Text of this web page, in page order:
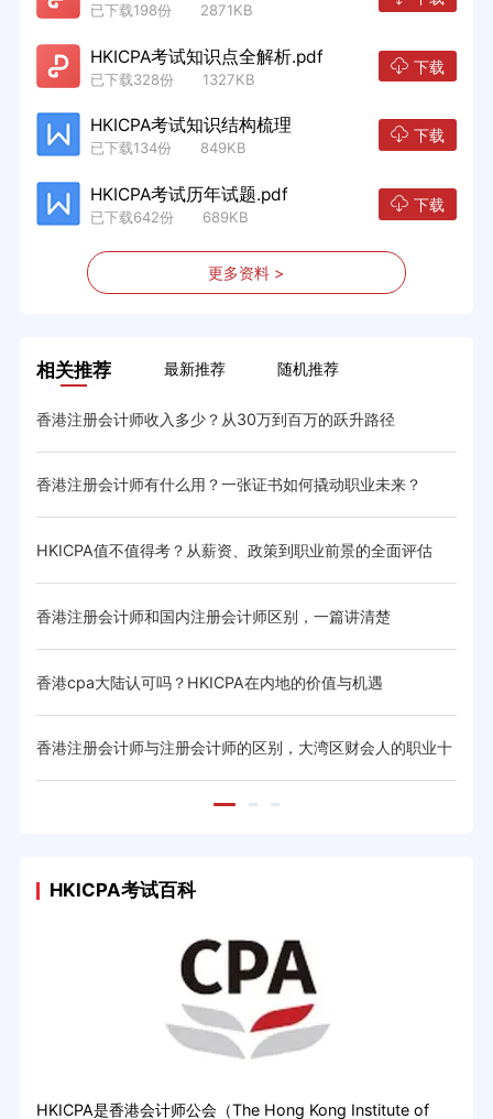
已下载198份 2871KB
HKICPA考试知识点全解析.pdf
已下载328份 1327KB
下载
HKICPA考试知识结构梳理
已下载134份 849KB
下载
HKICPA考试历年试题.pdf
已下载642份 689KB
下载
更多资料 >
相关推荐 最新推荐 随机推荐
香港注册会计师收入多少？从30万到百万的跃升路径
香港注册会计师有什么用？一张证书如何撬动职业未来？
HKICPA值不值得考？从薪资、政策到职业前景的全面评估
香港注册会计师和国内注册会计师区别，一篇讲清楚
香港cpa大陆认可吗？HKICPA在内地的价值与机遇
香港注册会计师与注册会计师的区别，大湾区财会人的职业十
HKICPA考试百科
HKICPA是香港会计师公会（The Hong Kong Institute of